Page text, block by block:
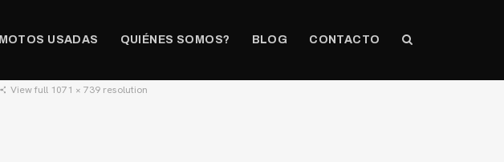
MOTOS USADAS QUIÉNES SOMOS? BLOG CONTACTO
View full 1071 × 739 resolution